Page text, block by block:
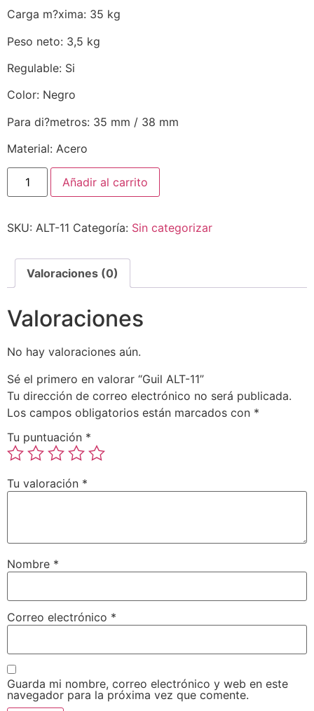
Carga m?xima: 35 kg
Peso neto: 3,5 kg
Regulable: Si
Color: Negro
Para di?metros: 35 mm / 38 mm
Material: Acero
Añadir al carrito
SKU: ALT-11 Categoría: Sin categorizar
Valoraciones (0)
Valoraciones
No hay valoraciones aún.
Sé el primero en valorar “Guil ALT-11”
Tu dirección de correo electrónico no será publicada.
Los campos obligatorios están marcados con *
Tu puntuación *
Tu valoración *
Nombre *
Correo electrónico *
Guarda mi nombre, correo electrónico y web en este
navegador para la próxima vez que comente.